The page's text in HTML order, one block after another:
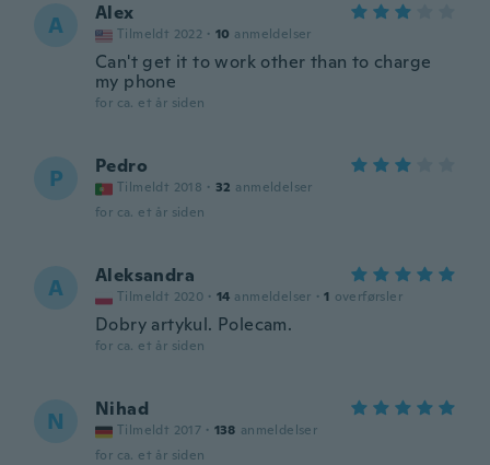
A Alex
Tilmeldt 2022 · 10 anmeldelser
Can't get it to work other than to charge
my phone
for ca. et år siden
P Pedro
Tilmeldt 2018 · 32 anmeldelser
for ca. et år siden
A Aleksandra
Tilmeldt 2020 · 14 anmeldelser · 1 overførsler
Dobry artykul. Polecam.
for ca. et år siden
N Nihad
Tilmeldt 2017 · 138 anmeldelser
for ca. et år siden